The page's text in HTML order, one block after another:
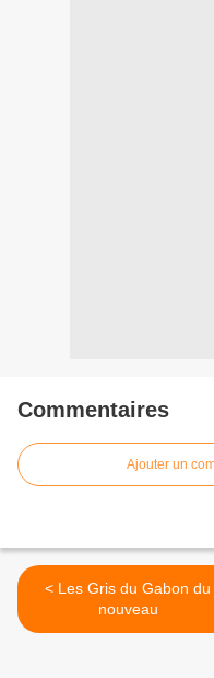
Commentaires
Ajouter un
< Les Gris du Gabon du
nouveau